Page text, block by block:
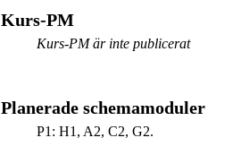
Kurs-PM
Kurs-PM är inte publicerat
Planerade schemamoduler
P1: H1, A2, C2, G2.